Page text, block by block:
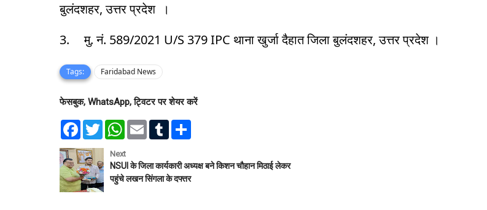
बुलंदशहर, उत्तर प्रदेश ।
3.
मु. नं. 589/2021 U/S 379 IPC थाना खुर्जा दैहात जिला बुलंदशहर, उत्तर प्रदेश ।
Tags: Faridabad News
फेसबुक, WhatsApp, ट्विटर पर शेयर करें
F
e
b
o
o
k
T
w
t
e
r
W
t
s
A
p
E
l
T
l
r
e
Next
NSUI के जिला कार्यकारी अध्यक्ष बने किशन चौहान मिठाई लेकर
पहुंचे लखन सिंगला के दफ्तर